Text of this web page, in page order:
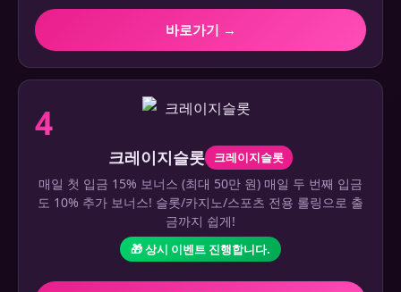
바로가기 →
4
크레이지슬롯 크레이지슬롯
매일 첫 입금 15% 보너스 (최대 50만 원) 매일 두 번째 입금
도 10% 추가 보너스! 슬롯/카지노/스포츠 전용 롤링으로 출
금까지 쉽게!
🎁 상시 이벤트 진행합니다.